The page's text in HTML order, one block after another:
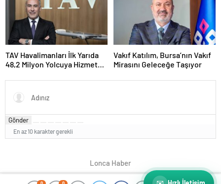
TAV Havalimanları İlk Yarıda
48,2 Milyon Yolcuya Hizmet
Vakıf Katılım, Bursa’nın Vakıf
Mirasını Geleceğe Taşıyor
Gönder
En az 10 karakter gerekli
Lonca Haber